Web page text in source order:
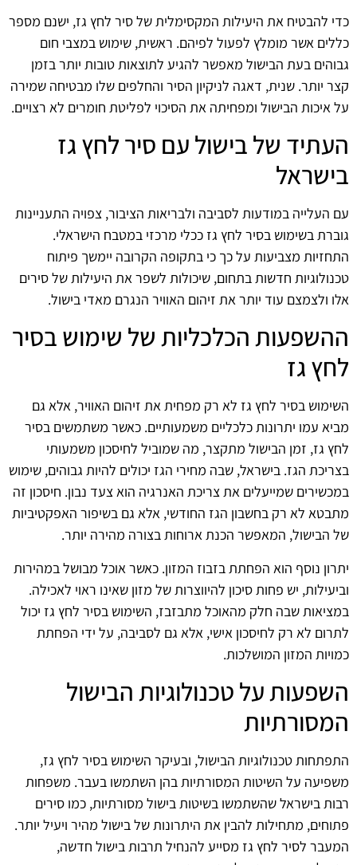
כדי להבטיח את היעילות המקסימלית של סיר לחץ גז, ישנם מספר
כללים אשר מומלץ לפעול לפיהם. ראשית, שימוש במצבי חום
גבוהים בעת הבישול מאפשר להגיע לתוצאות טובות יותר בזמן
קצר יותר. שנית, דאגה לניקיון הסיר והחלפים שלו מבטיחה שמירה
על איכות הבישול ומפחיתה את הסיכוי לפליטת חומרים לא רצויים.
העתיד של בישול עם סיר לחץ גז
בישראל
עם העלייה במודעות לסביבה ולבריאות הציבור, צפויה התעניינות
גוברת בשימוש בסיר לחץ גז ככלי מרכזי במטבח הישראלי.
התחזיות מצביעות על כך כי בתקופה הקרובה יימשך פיתוח
טכנולוגיות חדשות בתחום, שיכולות לשפר את היעילות של סירים
אלו ולצמצם עוד יותר את זיהום האוויר הנגרם מאדי בישול.
ההשפעות הכלכליות של שימוש בסיר
לחץ גז
השימוש בסיר לחץ גז לא רק מפחית את זיהום האוויר, אלא גם
מביא עמו יתרונות כלכליים משמעותיים. כאשר משתמשים בסיר
לחץ גז, זמן הבישול מתקצר, מה שמוביל לחיסכון משמעותי
בצריכת הגז. בישראל, שבה מחירי הגז יכולים להיות גבוהים, שימוש
במכשירים שמייעלים את צריכת האנרגיה הוא צעד נבון. חיסכון זה
מתבטא לא רק בחשבון הגז החודשי, אלא גם בשיפור האפקטיביות
של הבישול, המאפשר הכנת ארוחות בצורה מהירה יותר.
יתרון נוסף הוא הפחתת בזבוז המזון. כאשר אוכל מבושל במהירות
וביעילות, יש פחות סיכון להיווצרות של מזון שאינו ראוי לאכילה.
במציאות שבה חלק מהאוכל מתבזבז, השימוש בסיר לחץ גז יכול
לתרום לא רק לחיסכון אישי, אלא גם לסביבה, על ידי הפחתת
כמויות המזון המושלכות.
השפעות על טכנולוגיות הבישול
המסורתיות
התפתחות טכנולוגיות הבישול, ובעיקר השימוש בסיר לחץ גז,
משפיעה על השיטות המסורתיות בהן השתמשו בעבר. משפחות
רבות בישראל שהשתמשו בשיטות בישול מסורתיות, כמו סירים
פתוחים, מתחילות להבין את היתרונות של בישול מהיר ויעיל יותר.
המעבר לסיר לחץ גז מסייע להנחיל תרבות בישול חדשה,